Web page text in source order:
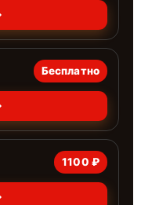
Бесплатно
1100 ₽